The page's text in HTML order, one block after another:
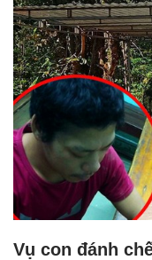
Vụ con đánh